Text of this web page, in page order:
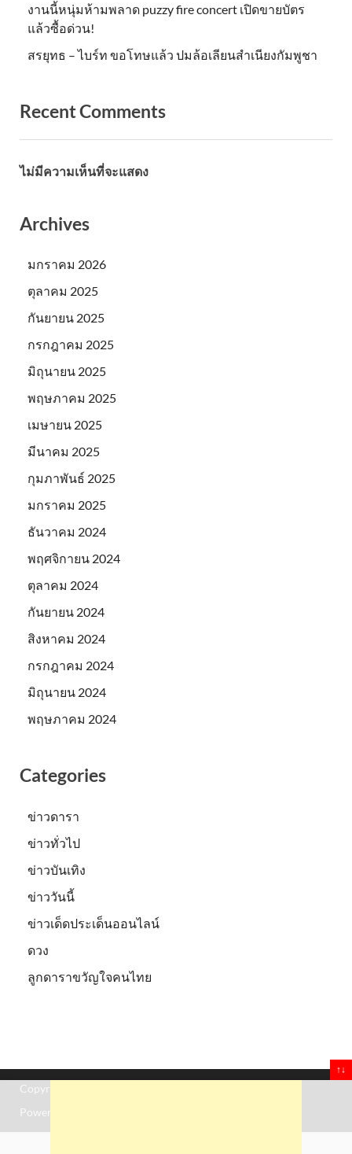
งานนี้หนุ่มห้ามพลาด puzzy fire concert เปิดขายบัตร
แล้วซื้อด่วน!
สรยุทธ – ไบร์ท ขอโทษแล้ว ปมล้อเลียนสำเนียงกัมพูชา
Recent Comments
ไม่มีความเห็นที่จะแสดง
Archives
มกราคม 2026
ตุลาคม 2025
กันยายน 2025
กรกฎาคม 2025
มิถุนายน 2025
พฤษภาคม 2025
เมษายน 2025
มีนาคม 2025
กุมภาพันธ์ 2025
มกราคม 2025
ธันวาคม 2024
พฤศจิกายน 2024
ตุลาคม 2024
กันยายน 2024
สิงหาคม 2024
กรกฎาคม 2024
มิถุนายน 2024
พฤษภาคม 2024
Categories
ข่าวดารา
ข่าวทั่วไป
ข่าวบันเทิง
ข่าววันนี้
ข่าวเด็ดประเด็นออนไลน์
ดวง
ลูกดาราขวัญใจคนไทย
Copyright © 2026
Powered by
↑↓